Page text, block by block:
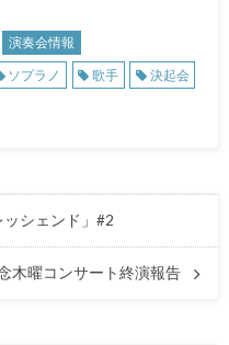
演奏会情報
ソプラノ 歌手 決起会
シェンド」#2
木曜コンサート終演報告